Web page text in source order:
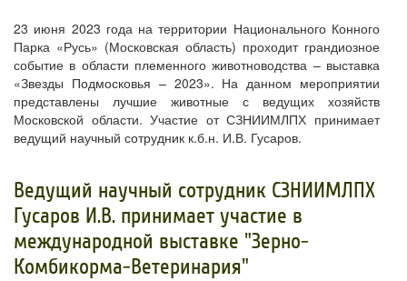
23 июня 2023 года на территории Национального Конного
Парка «Русь» (Московская область) проходит грандиозное
событие в области племенного животноводства – выставка
«Звезды Подмосковья – 2023». На данном мероприятии
представлены лучшие животные с ведущих хозяйств
Московской области. Участие от СЗНИИМЛПХ принимает
ведущий научный сотрудник к.б.н. И.В. Гусаров.
Ведущий научный сотрудник СЗНИИМЛПХ
Гусаров И.В. принимает участие в
международной выставке "Зерно-
Комбикорма-Ветеринария"